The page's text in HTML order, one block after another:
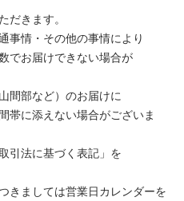
だきます。
事情・その他の事情により
でお届けできない場合が
間部など）のお届けに
帯に添えない場合がございま
引法に基づく表記」を
きましては営業日カレンダーを